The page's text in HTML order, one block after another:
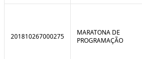
201810267000275
MARATONA DE
PROGRAMAÇÃO